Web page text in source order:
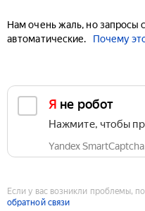
Нам очень жаль, но запросы
автоматические.
Почему
Я не робот
Нажмите, чтобы
Yandex SmartCaptcha
Если у вас возникли проблемы,
обратной связи